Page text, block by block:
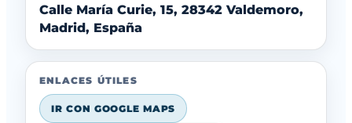
Calle María Curie, 15, 28342 Valdemoro,
Madrid, España
ENLACES ÚTILES
IR CON GOOGLE MAPS